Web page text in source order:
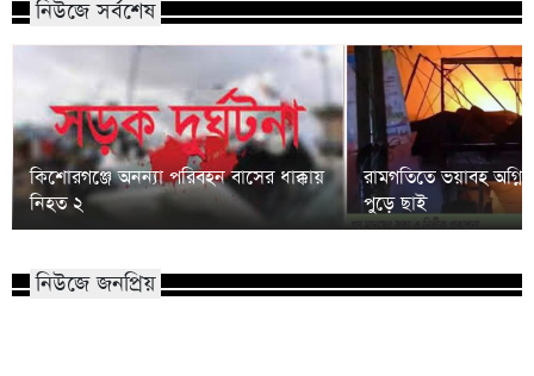
নিউজে সর্বশেষ
কিশোরগঞ্জে অনন্যা পরিবহন বাসের ধাক্কায়
নিহত ২
রামগতিতে ভয়াবহ
পুড়ে ছাই
নিউজে জনপ্রিয়